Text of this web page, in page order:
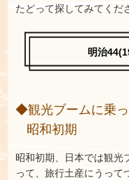
たどって探してみてくだ
明治
◆観光ブームに乗
昭和初期
昭和初期、日本では観光
って、旅行土産にうって